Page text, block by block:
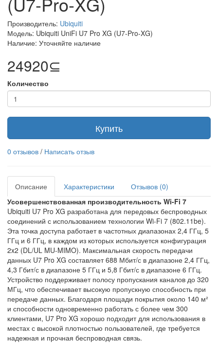
Производитель: Ubiquiti
Модель: Ubiquiti UniFi U7 Pro XG (U7-Pro-XG)
Наличие: Уточняйте наличие
24920⊆
Количество
Купить
0 отзывов / Написать отзыв
Описание Характеристики
Отзывов (0)
Усовершенствованная производительность Wi-Fi 7
Ubiquiti U7 Pro XG разработана для передовых беспроводных
соединений с использованием технологии Wi-Fi 7 (802.11be).
Эта точка доступа работает в частотных диапазонах 2,4 ГГц, 5
ГГц и 6 ГГц, в каждом из которых используется конфигурация
2x2 (DL/UL MU-MIMO). Максимальная скорость передачи
данных U7 Pro XG составляет 688 Мбит/с в диапазоне 2,4 ГГц,
4,3 Гбит/с в диапазоне 5 ГГц и 5,8 Гбит/с в диапазоне 6 ГГц.
Устройство поддерживает полосу пропускания каналов до 320
МГц, что обеспечивает высокую пропускную способность при
передаче данных. Благодаря площади покрытия около 140 м²
и способности одновременно работать с более чем 300
клиентами, U7 Pro XG хорошо подходит для использования в
местах с высокой плотностью пользователей, где требуется
надежная и прочная беспроводная связь.